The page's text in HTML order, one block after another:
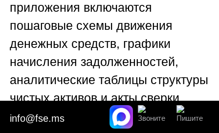
приложения включаются
пошаговые схемы движения
денежных средств, графики
начисления задолженностей,
аналитические таблицы структуры
чистых активов и акты сверки
расчетов. Профессиональное
info@fse.ms